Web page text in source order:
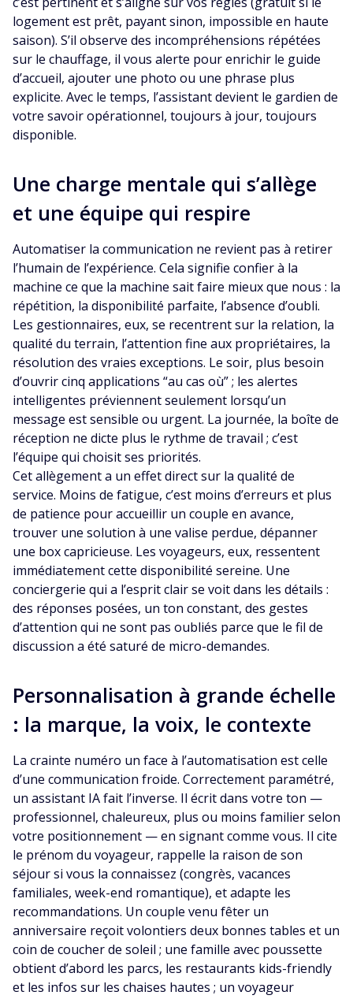
logement est prêt, payant sinon, impossible en haute
saison). S’il observe des incompréhensions répétées
sur le chauffage, il vous alerte pour enrichir le guide
d’accueil, ajouter une photo ou une phrase plus
explicite. Avec le temps, l’assistant devient le gardien de
votre savoir opérationnel, toujours à jour, toujours
disponible.
Une charge mentale qui s’allège
et une équipe qui respire
Automatiser la communication ne revient pas à retirer
l’humain de l’expérience. Cela signifie confier à la
machine ce que la machine sait faire mieux que nous : la
répétition, la disponibilité parfaite, l’absence d’oubli.
Les gestionnaires, eux, se recentrent sur la relation, la
qualité du terrain, l’attention fine aux propriétaires, la
résolution des vraies exceptions. Le soir, plus besoin
d’ouvrir cinq applications “au cas où” ; les alertes
intelligentes préviennent seulement lorsqu’un
message est sensible ou urgent. La journée, la boîte de
réception ne dicte plus le rythme de travail ; c’est
l’équipe qui choisit ses priorités.
Cet allègement a un effet direct sur la qualité de
service. Moins de fatigue, c’est moins d’erreurs et plus
de patience pour accueillir un couple en avance,
trouver une solution à une valise perdue, dépanner
une box capricieuse. Les voyageurs, eux, ressentent
immédiatement cette disponibilité sereine. Une
conciergerie qui a l’esprit clair se voit dans les détails :
des réponses posées, un ton constant, des gestes
d’attention qui ne sont pas oubliés parce que le fil de
discussion a été saturé de micro-demandes.
Personnalisation à grande échelle
: la marque, la voix, le contexte
La crainte numéro un face à l’automatisation est celle
d’une communication froide. Correctement paramétré,
un assistant IA fait l’inverse. Il écrit dans votre ton —
professionnel, chaleureux, plus ou moins familier selon
votre positionnement — en signant comme vous. Il cite
le prénom du voyageur, rappelle la raison de son
séjour si vous la connaissez (congrès, vacances
familiales, week-end romantique), et adapte les
recommandations. Un couple venu fêter un
anniversaire reçoit volontiers deux bonnes tables et un
coin de coucher de soleil ; une famille avec poussette
obtient d’abord les parcs, les restaurants kids-friendly
et les infos sur les chaises hautes ; un voyageur